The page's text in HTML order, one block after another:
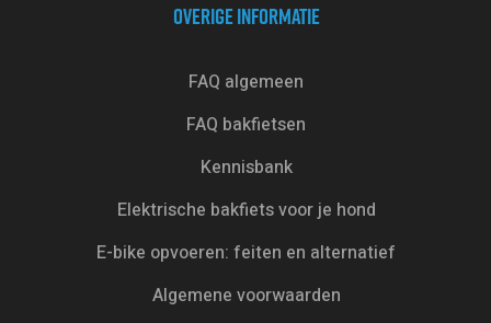
OVERIGE INFORMATIE
FAQ algemeen
FAQ bakfietsen
Kennisbank
Elektrische bakfiets voor je hond
E-bike opvoeren: feiten en alternatief
Algemene voorwaarden